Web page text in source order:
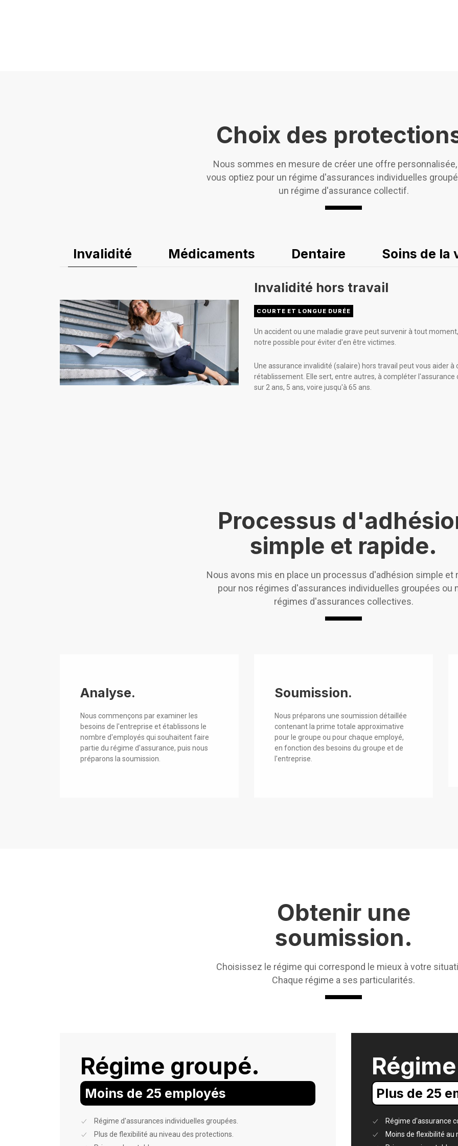
Choix des
Nous sommes en mesure de créer une offre
vous optiez pour un régime d'assurances individuelles
un régime d'assurance collectif.
Invalidité Médicaments Dentaire Soins de la
Invalidité hors travail
COURTE ET LONGUE DURÉE
Un accident ou une maladie grave peut survenir à tout
notre possible pour éviter d'en être victimes.
Une assurance invalidité (salaire) hors travail peut vous aider
rétablissement. Elle sert, entre autres, à compléter
sur 2 ans, 5 ans, voire jusqu'à 65 ans.
Processus
simple et rapide.
Nous avons mis en place un processus d'adhésion simple et
pour nos régimes d'assurances individuelles groupées ou
régimes d'assurances collectives.
Analyse.
Nous commençons par examiner les
besoins de l'entreprise et établissons le
nombre d'employés qui souhaitent faire
partie du régime d'assurance, puis nous
préparons la soumission.
Soumission.
Nous préparons une soumission détaillée
contenant la prime totale approximative
pour le groupe ou pour chaque employé,
en fonction des besoins du groupe et de
l'entreprise.
Obtenir une
soumission.
Choisissez le régime qui correspond le mieux à votre
Chaque régime a ses particularités.
Régime groupé.
Moins de 25 employés
Régime d'assurances individuelles groupées.
Plus de flexibilité au niveau des protections.
Plus de 25
Régime d'assurance
Moins de flexibilité au